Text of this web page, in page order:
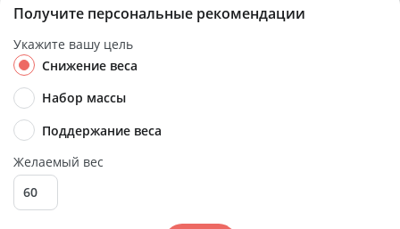
Получите персональные рекомендации
Укажите вашу цель
Снижение веса
Набор массы
Поддержание веса
Желаемый вес